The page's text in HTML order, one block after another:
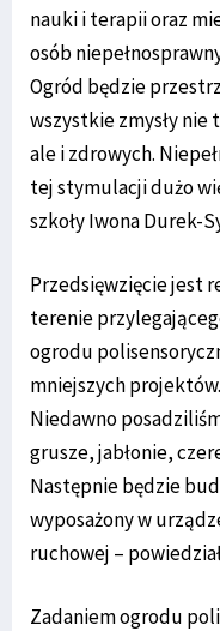
nauki i terapii oraz
osób
Ogród będzie
wszystkie zmysły nie
ale i zdrowych.
tej stymulacji dużo
szkoły Iwona Durek-
Przedsięwzięcie jest
terenie
ogrodu
mniejszych
Niedawno
grusze, jabłonie,
Następnie będzie
wyposażony w
ruchowej –
Zadaniem ogrodu